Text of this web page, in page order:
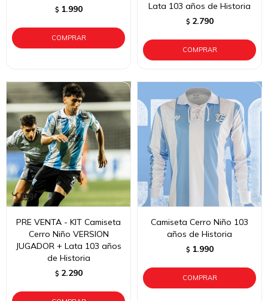
$ 1.990
Lata 103 años de Historia
$ 2.790
PRE VENTA - KIT Camiseta
Cerro Niño VERSION
JUGADOR + Lata 103 años
de Historia
$ 2.290
Camiseta Cerro Niño 103
años de Historia
$ 1.990